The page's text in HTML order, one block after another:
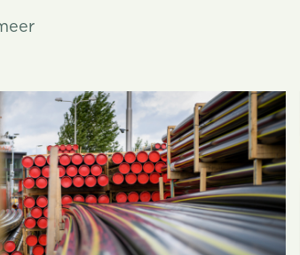
Lees meer